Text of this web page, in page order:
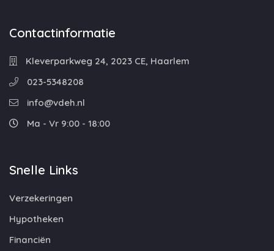
Contactinformatie
Kleverparkweg 24, 2023 CE, Haarlem
023-5348208
info@vdeh.nl
Ma - Vr 9:00 - 18:00
Snelle Links
Verzekeringen
Hypotheken
Financiën